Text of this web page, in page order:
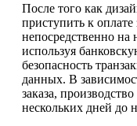
После того как
приступить к
непосредственно на
используя
безопасность
данных. В
заказа,
нескольких дней до